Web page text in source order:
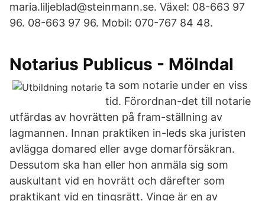
maria.liljeblad@steinmann.se. Växel: 08-663 97
96. 08-663 97 96. Mobil: 070-767 84 48.
Notarius Publicus - Mölndal
ta som notarie under en viss
tid. Förordnan-det till notarie
utfärdas av hovrätten på fram-ställning av
lagmannen. Innan praktiken in-leds ska juristen
avlägga domared eller avge domarförsäkran.
Dessutom ska han eller hon anmäla sig som
auskultant vid en hovrätt och därefter som
praktikant vid en tingsrätt. Vinge är en av